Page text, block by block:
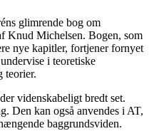
glimrende bog om
Knud Michelsen. Bogen, som
nye kapitler, fortjener fornyet
i teoretiske
teorier.
videnskabeligt bredt set.
Den kan også anvendes i AT,
baggrundsviden.